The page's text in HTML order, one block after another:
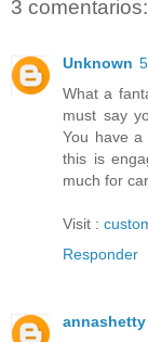
3 comentarios:
Unknown
What a
must say
You have
this is
much for
Visit :
Responder
annashetty